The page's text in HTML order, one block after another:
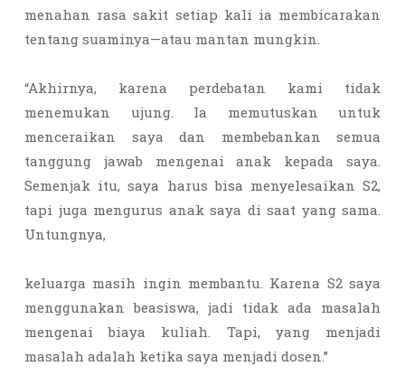
menahan rasa sakit setiap kali ia membicarakan
tentang suaminya—atau mantan mungkin.
“Akhirnya, karena perdebatan kami tidak
menemukan ujung. Ia memutuskan untuk
menceraikan saya dan membebankan semua
tanggung jawab mengenai anak kepada saya.
Semenjak itu, saya harus bisa menyelesaikan S2,
tapi juga mengurus anak saya di saat yang sama.
Untungnya,
keluarga masih ingin membantu. Karena S2 saya
menggunakan beasiswa, jadi tidak ada masalah
mengenai biaya kuliah. Tapi, yang menjadi
masalah adalah ketika saya menjadi dosen.”